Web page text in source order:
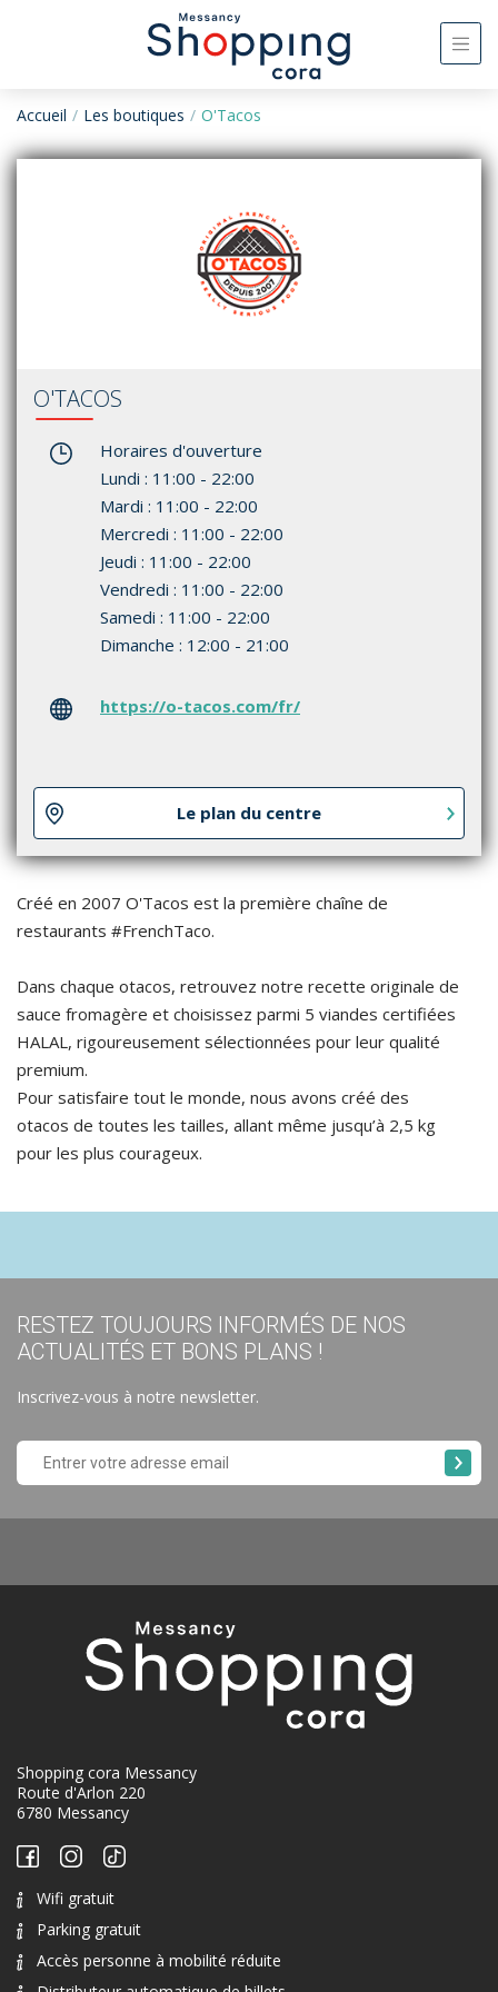
Accueil Les boutiques O'Tacos
Créé en 2007 O'Tacos est la première chaîne de
restaurants #FrenchTaco.
Dans chaque otacos, retrouvez notre recette originale de
sauce fromagère et choisissez parmi 5 viandes certifiées
HALAL, rigoureusement sélectionnées pour leur qualité
premium.
Pour satisfaire tout le monde, nous avons créé des
otacos de toutes les tailles, allant même jusqu’à 2,5 kg
pour les plus courageux.
O'TACOS
Horaires d'ouverture
Lundi : 11:00 - 22:00
Mardi : 11:00 - 22:00
Mercredi : 11:00 - 22:00
Jeudi : 11:00 - 22:00
Vendredi : 11:00 - 22:00
Samedi : 11:00 - 22:00
Dimanche : 12:00 - 21:00
https://o-tacos.com/fr/
Le plan du centre
RESTEZ TOUJOURS INFORMÉS DE NOS
ACTUALITÉS ET BONS PLANS !
Inscrivez-vous à notre newsletter.
Shopping cora Messancy
Route d'Arlon 220
6780 Messancy
Wifi gratuit
Parking gratuit
Accès personne à mobilité réduite